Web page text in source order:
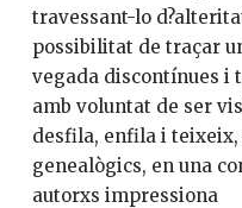
travessant-lo
possibilitat de traçar
vegada discontínues i
amb voluntat de ser
desfila, enfila i teixeix,
genealògics, en una
autorxs impressiona